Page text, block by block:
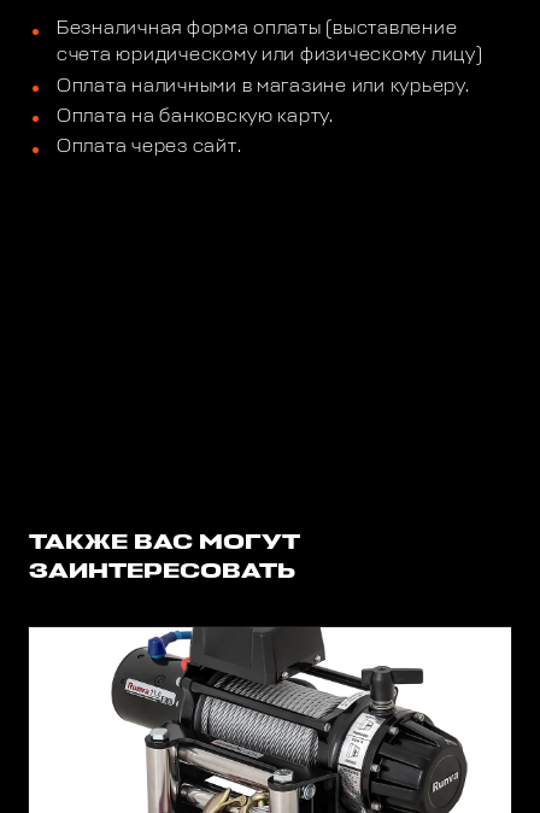
Безналичная форма оплаты (выставление
счета юридическому или физическому лицу)
Оплата наличными в магазине или курьеру.
Оплата на банковскую карту.
Оплата через сайт.
ТАКЖЕ ВАС МОГУТ
ЗАИНТЕРЕСОВАТЬ